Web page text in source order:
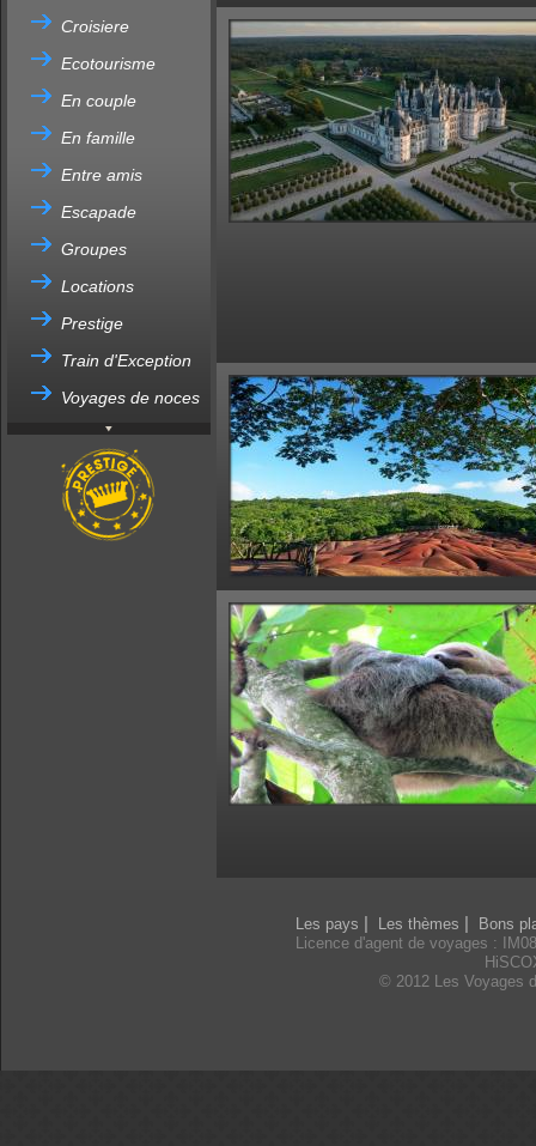
Croisiere
Ecotourisme
En couple
En famille
Entre amis
Escapade
Groupes
Locations
Prestige
Train d'Exception
Voyages de noces
Les pays Les thèmes
Bons
Licence d'agent de voyages :
© 2012 Les Voyages